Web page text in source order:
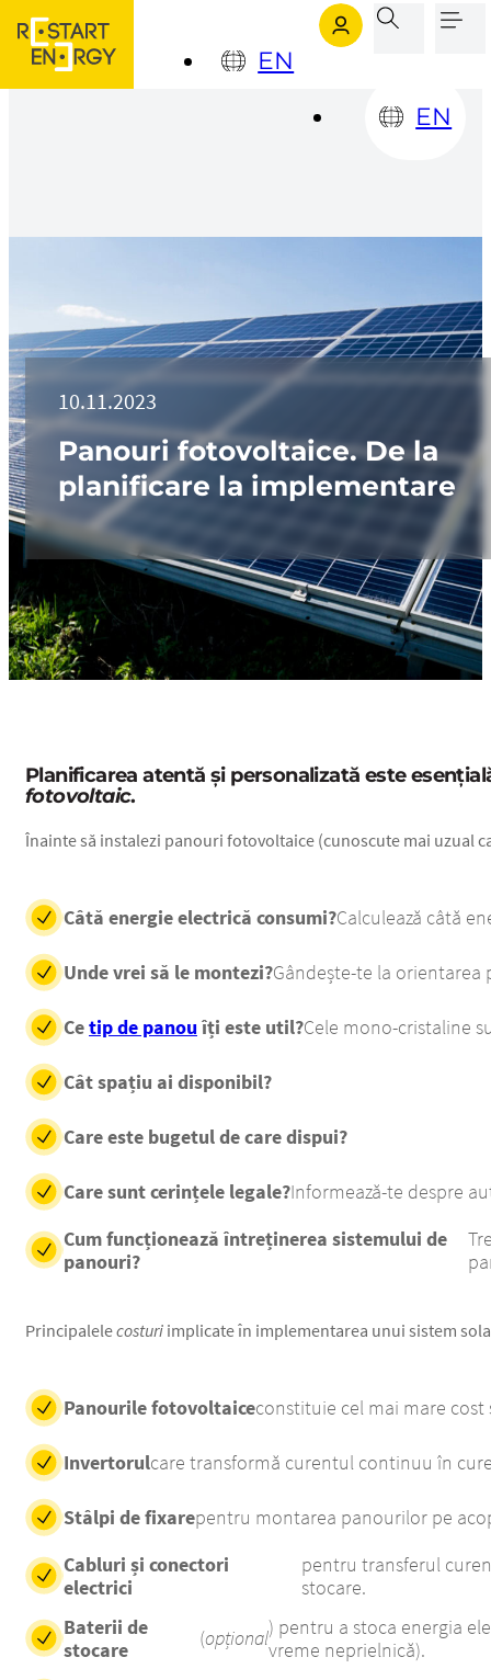
Sari la conținutul principal
EN
EN
10.11.2023
Panouri fotovoltaice. De la
planificare la implementare
Planificarea atentă și personalizată este
fotovoltaic.
Înainte să instalezi panouri fotovoltaice (cunoscute mai uzual
Câtă energie electrică consumi?Calculează câtă
Unde vrei să le montezi?Gândește-te la orientarea
Cetip de panou îți este util?Cele mono-cristaline
Cât spațiu ai disponibil?
Care este bugetul de care dispui?
Care sunt cerințele legale?Informează-te despre
Cum funcționează întreținerea sistemului de
panouri?
Principalelecosturi implicate în implementarea unui sistem
Panourile fotovoltaiceconstituie cel mai mare
Invertorulcare transformă curentul continuu în
Stâlpi de fixarepentru montarea panourilor pe
Cabluri și conectori
electrici
pentru transferul
stocare.
Baterii de
stocare
(opțional) pentru a stoca energia
vreme neprielnică).